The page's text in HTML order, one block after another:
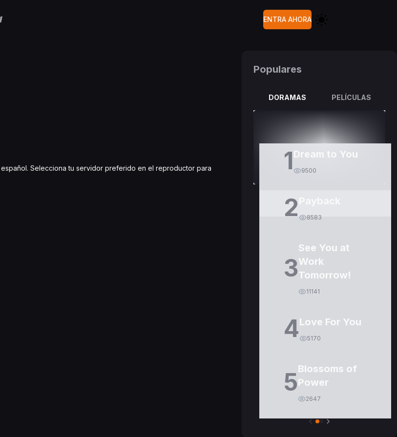
ENTRA AHORA
Selecciona tu servidor preferido en el reproductor para
Populares
DORAMAS PELÍCULAS
1Dream to You
9500
2 8583
3
See You at
Work
Tomorrow!
11141
4Love For You
5170
5Blossoms of
Power
2647